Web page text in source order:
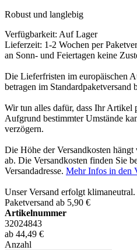
Robust und langlebig
Verfügbarkeit: Auf Lager
Lieferzeit: 1-2 Wochen per
an Sonn- und Feiertagen keine
Die Lieferfristen im europäischen
betragen im Standardpaketversand
Wir tun alles dafür, dass Ihr Artikel
Aufgrund bestimmter Umstände
verzögern.
Die Höhe der Versandkosten
ab. Die Versandkosten finden Sie
Versandadresse. Mehr Infos in den
Unser Versand erfolgt klimaneutral.
Paketversand ab 5,90 €
Artikelnummer
32024843
ab 44,49 €
Anzahl